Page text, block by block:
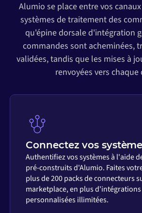
Alumio se place entre vos
systèmes de traitement des
qu'épine dorsale d'intégration
commandes sont acheminées,
validées, tandis que les mises à
renvoyées vers chaque
Connectez vos
Authentifiez vos systèmes à l'aide
pré-construits d'Alumio. Faites
plus de 200 packs de connecteurs
marketplace, en plus d'intégrations
personnalisées illimitées.